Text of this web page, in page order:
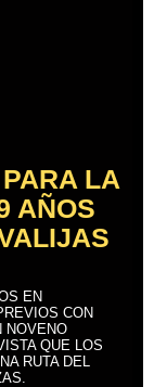
LA
AÑOS
EN
CON
NOVENO
QUE LOS
RUTA DEL